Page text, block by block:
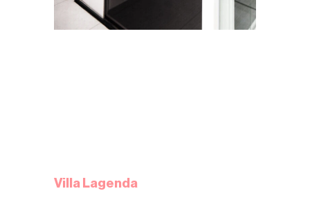
Villa Lagenda